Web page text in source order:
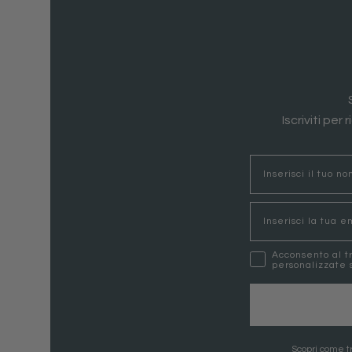
Iscriviti per
nome
Email
marketing
Acconsento al
personalizzate
Scopri come